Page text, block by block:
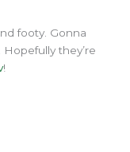
footy. Gonna
they’re
!